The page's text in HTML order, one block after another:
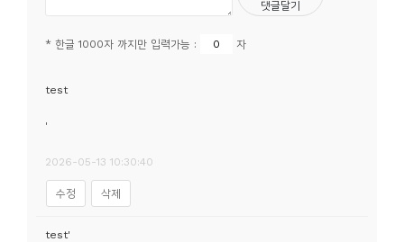
* 한글 1000자 까지만 입력가능 : 자
test
'
2026-05-13 10:30:40
수정 삭제
test'